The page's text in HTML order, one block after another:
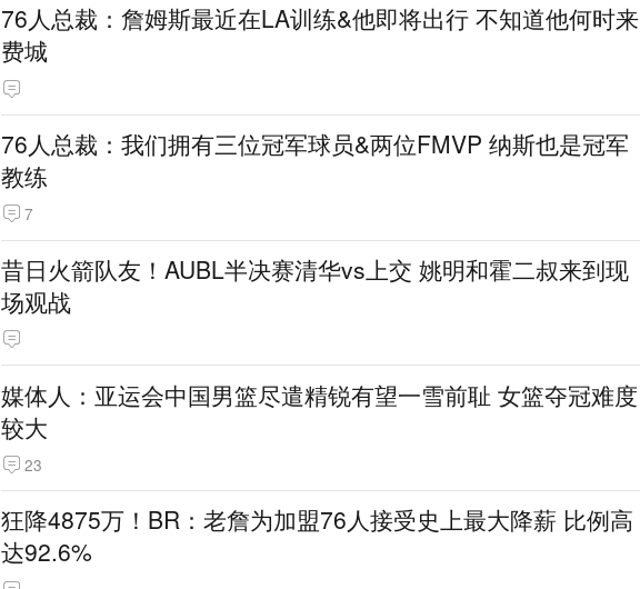
76人总裁：詹姆斯最近在LA训练&他即将出行 不知道他何时来
费城
76人总裁：我们拥有三位冠军球员&两位FMVP 纳斯也是冠军
教练
7
昔日火箭队友！AUBL半决赛清华vs上交 姚明和霍二叔来到现
场观战
媒体人：亚运会中国男篮尽遣精锐有望一雪前耻 女篮夺冠难度
较大
23
狂降4875万！BR：老詹为加盟76人接受史上最大降薪 比例高
达92.6%